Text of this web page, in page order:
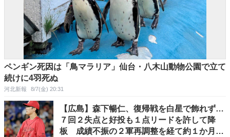
ペンギン死因は「鳥マラリア」仙台・八木山動物公園で立て
続けに4羽死ぬ
河北新報 8/7(金) 20:31
【広島】森下暢仁、復帰戦を白星で飾れず…
７回２失点と好投も１点リードを許して降
板 成績不振の２軍再調整を経て約１か月ぶ